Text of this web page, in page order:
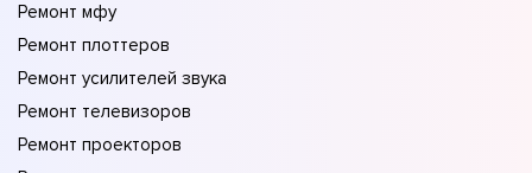
Ремонт мфу
Ремонт плоттеров
Ремонт усилителей звука
Ремонт телевизоров
Ремонт проекторов